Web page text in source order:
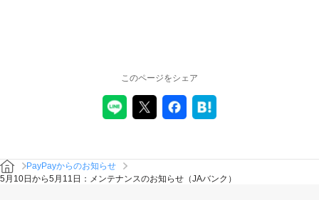
このページをシェア
PayPayからのお知らせ
5月10日から5月11日：メンテナンスのお知らせ（JAバンク）